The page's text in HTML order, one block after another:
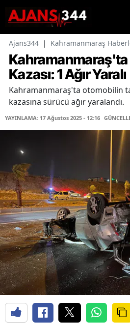
Ajans344 | Kahramanmaraş
Kazası: 1 Ağır Yaralı
Kahramanmaraş'ta otomobilin
kazasına sürücü ağır yaralandı.
YAYINLAMA: 17 Ağustos 2025 - 12:16